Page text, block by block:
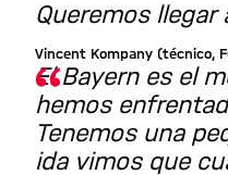
Queremos llegar
Vincent Kompany (técnico,
El Bayern es el
hemos
Tenemos una
ida vimos que